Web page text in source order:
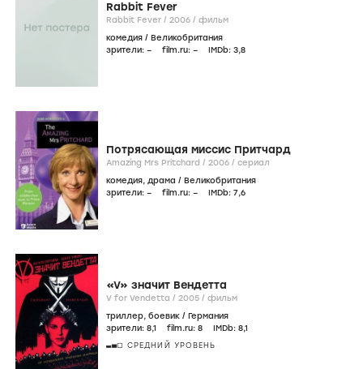
Rabbit Fever
Rabbit Fever / 2006 / фильм
комедия / Великобритания
зрители: – film.ru: – IMDb: 3,8
Потрясающая миссис Притчард
Amazing Mrs Pritchard / 2006 / сериал
комедия, драма / Великобритания
зрители: – film.ru: – IMDb: 7,6
«V» значит Вендетта
V for Vendetta / 2005 / фильм
триллер, боевик / Германия
зрители: 8,1 film.ru: 8 IMDb: 8,1
СРЕДНИЙ УРОВЕНЬ